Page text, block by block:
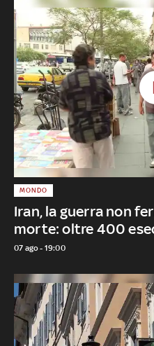
Iran, la guerra non
morte: oltre 400
MONDO
07 ago - 19:00